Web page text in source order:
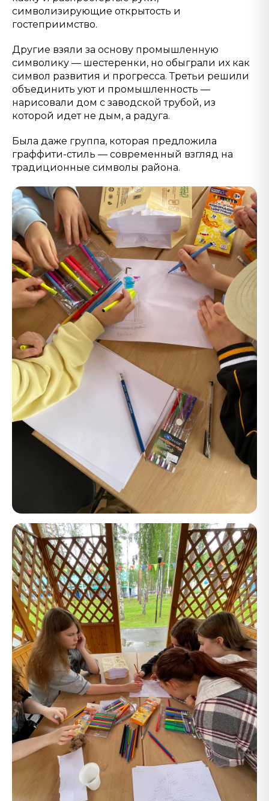
символизирующие открытость и
гостеприимство.
Другие взяли за основу промышленную
символику — шестеренки, но обыграли их как
символ развития и прогресса. Третьи решили
объединить уют и промышленность —
нарисовали дом с заводской трубой, из
которой идет не дым, а радуга.
Была даже группа, которая предложила
граффити-стиль — современный взгляд на
традиционные символы района.